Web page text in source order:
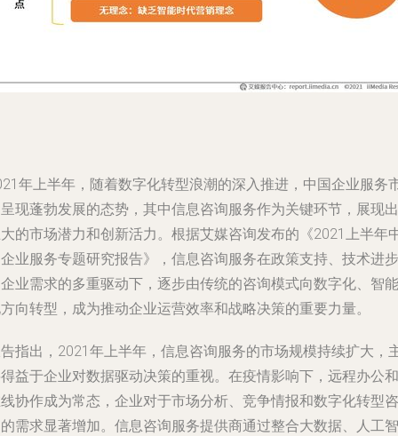
年上半年，随着数字化转型浪潮的深入推进，中国企业服务
现蓬勃发展的态势，其中信息咨询服务作为关键环节，展现出
的市场潜力和创新活力。根据艾媒咨询发布的《2021上半年
业服务专题研究报告》，信息咨询服务在政策支持、技术进步
业需求的多重驱动下，逐步由传统的咨询模式向数字化、智能
向转型，成为推动企业运营效率和战略决策的重要力量。
指出，2021年上半年，信息咨询服务的市场规模持续扩大，
益于企业对数据驱动决策的重视。在疫情影响下，远程办公和
协作成为常态，企业对于市场分析、竞争情报和数字化转型咨
需求显著增加。信息咨询服务提供商通过整合大数据、人工智